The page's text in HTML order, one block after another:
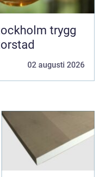
trygg
02 augusti 2026